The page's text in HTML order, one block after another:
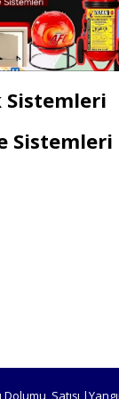
Sistemleri
Sistemleri
Satışı